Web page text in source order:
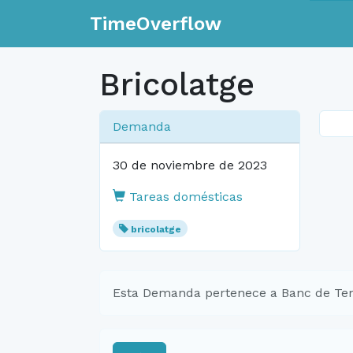
TimeOverflow
Bricolatge
Demanda
30 de noviembre de 2023
Tareas domésticas
bricolatge
Esta Demanda pertenece a Banc de